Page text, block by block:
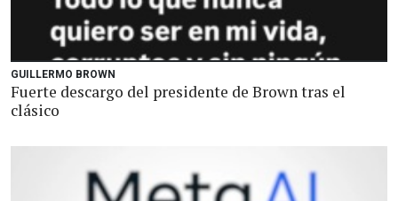
GUILLERMO BROWN
Fuerte descargo del presidente de Brown tras el
clásico